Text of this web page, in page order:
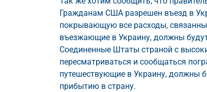
Гражданам США разрешен въезд в
покрывающую все расходы,
въезжающие в Украину, должны
Соединенные Штаты страной с
пересматриваться и сообщаться
путешествующие в Украину, должны
прибытию в страну.